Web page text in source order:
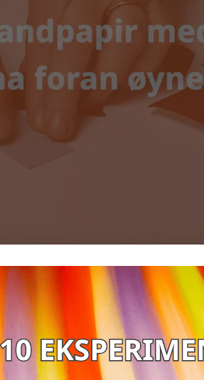
PÅ
forskjell?